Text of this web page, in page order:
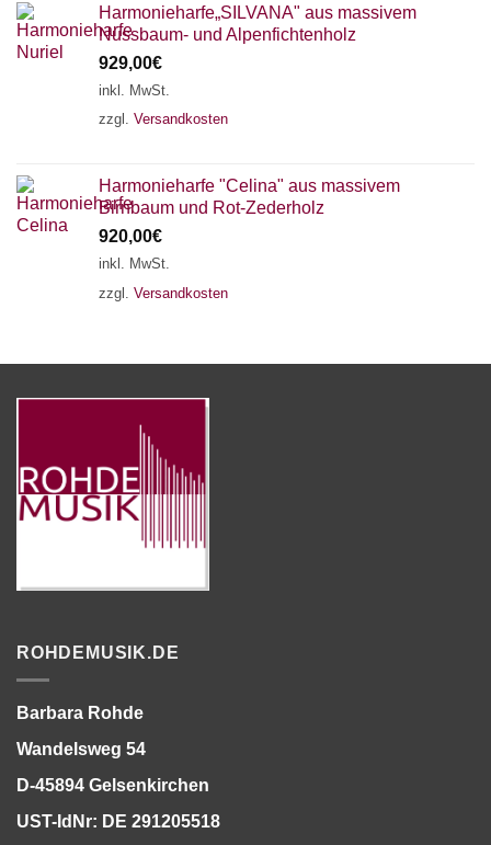
Harmonieharfe„SILVANA" aus massivem
Nussbaum- und Alpenfichtenholz
929,00€
inkl. MwSt.
zzgl. Versandkosten
Harmonieharfe "Celina" aus massivem
Birnbaum und Rot-Zederholz
920,00€
inkl. MwSt.
zzgl. Versandkosten
ROHDEMUSIK.DE
Barbara Rohde
Wandelsweg 54
D-45894 Gelsenkirchen
UST-IdNr: DE 291205518